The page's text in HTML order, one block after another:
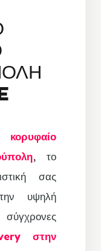
, το
σας
υψηλή
στην